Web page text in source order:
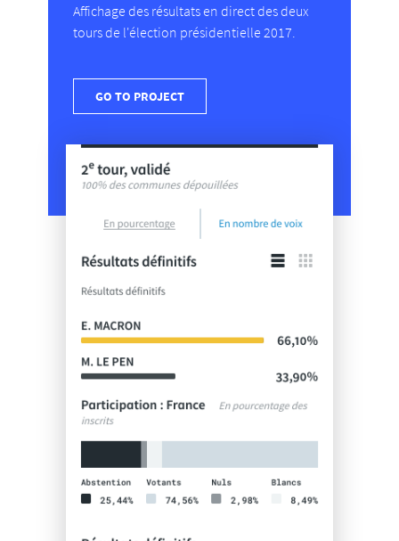
Affichage des résultats en direct des deux
tours de l'élection présidentielle 2017.
GO TO PROJECT